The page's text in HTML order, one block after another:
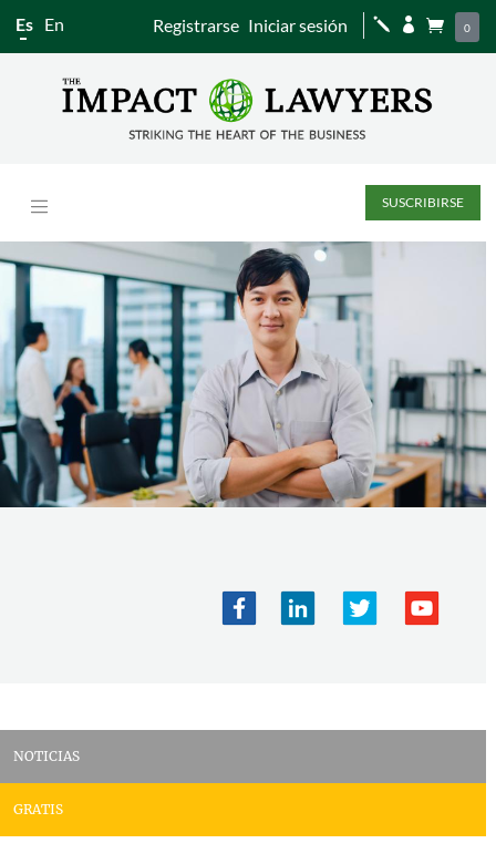
Es En Registrarse Iniciar sesión j   0
SUSCRIBIRSE
NOTICIAS
GRATIS